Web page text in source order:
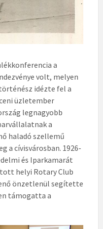
a
volt, melyen
idézte fel a
üzletember
legnagyobb
a
haladó szellemű
cívisvárosban. 1926-
és Iparkamarát
helyi Rotary Club
önzetlenül segítette
támogatta a